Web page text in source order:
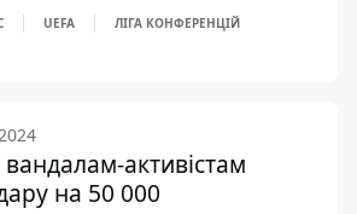
UEFA ЛІГА КОНФЕРЕНЦІЙ
активістам
на 50 000